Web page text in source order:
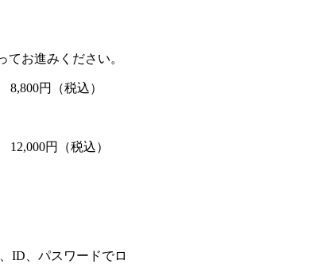
お進みください。
円（税込）
円（税込）
ID、パスワードでロ